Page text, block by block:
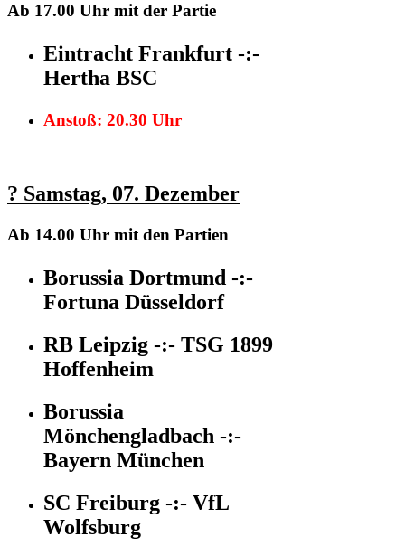
Ab 17.00 Uhr mit der Partie
Eintracht Frankfurt -:-
Hertha BSC
Anstoß: 20.30 Uhr
? Samstag, 07. Dezember
Ab 14.00 Uhr mit den Partien
Borussia Dortmund -:-
Fortuna Düsseldorf
RB Leipzig -:- TSG 1899
Hoffenheim
Borussia
Mönchengladbach -:-
Bayern München
SC Freiburg -:- VfL
Wolfsburg